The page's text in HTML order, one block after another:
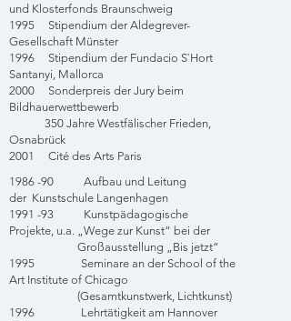
und Klosterfonds Braunschweig
1995 Stipendium der Aldegrever-
Gesellschaft Münster
1996 Stipendium der Fundacio S`Hort
Santanyi, Mallorca
2000 Sonderpreis der Jury beim
Bildhauerwettbewerb
350 Jahre Westfälischer Frieden,
Osnabrück
2001 Cité des Arts Paris
1986 -90 Aufbau und Leitung
der Kunstschule Langenhagen
1991 -93 Kunstpädagogische
Projekte, u.a. „Wege zur Kunst“ bei der
Großausstellung „Bis jetzt“
1995 Seminare an der School of the
Art Institute of Chicago
(Gesamtkunstwerk, Lichtkunst)
1996 Lehrtätigkeit am Hannover